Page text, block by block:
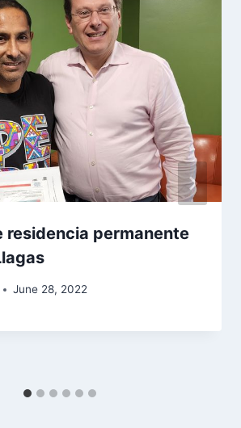
residencia permanente
June 28, 2022